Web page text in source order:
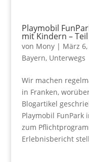
Playmobil
mit Kindern –
von Mony| März
Bayern, Unterwegs
Wir machen
in Franken,
Blogartikel
Playmobil
zum
Erlebnisbericht